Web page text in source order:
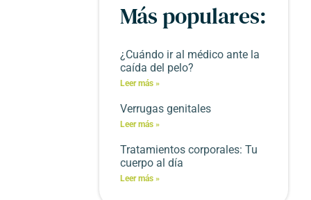
Más populares:
¿Cuándo ir al médico ante la
caída del pelo?
Leer más »
Verrugas genitales
Leer más »
Tratamientos corporales: Tu
cuerpo al día
Leer más »